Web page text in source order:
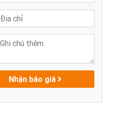
Nhận báo giá